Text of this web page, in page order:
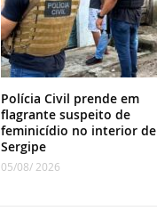
Polícia Civil prende em
flagrante suspeito de
feminicídio no interior de
Sergipe
05/08/ 2026